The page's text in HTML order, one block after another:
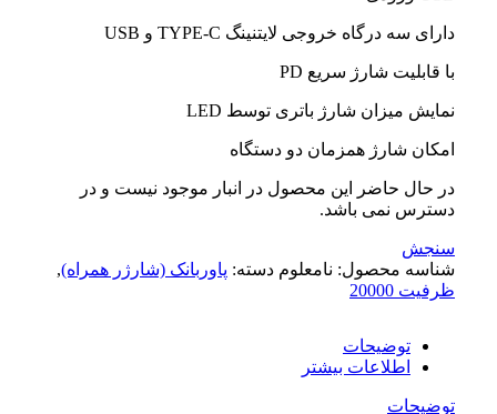
دارای سه درگاه خروجی لایتنینگ TYPE-C و USB
با قابلیت شارژ سریع PD
نمایش میزان شارژ باتری توسط LED
امکان شارژ همزمان دو دستگاه
در حال حاضر این محصول در انبار موجود نیست و در
دسترس نمی باشد.
سنجش
شناسه محصول: نامعلوم دسته: پاوربانک (شارژر همراه),
ظرفیت 20000
توضیحات
اطلاعات بیشتر
توضیحات